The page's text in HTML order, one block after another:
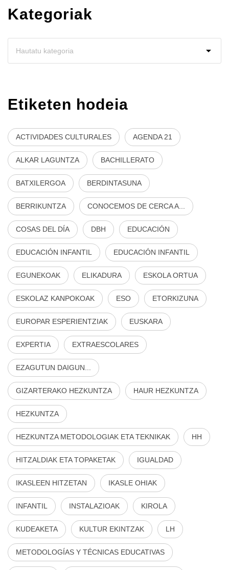
Kategoriak
Etiketen hodeia
ACTIVIDADES CULTURALES AGENDA 21
ALKAR LAGUNTZA BACHILLERATO
BATXILERGOA BERDINTASUNA
BERRIKUNTZA CONOCEMOS DE CERCA A...
COSAS DEL DÍA DBH EDUCACIÓN
EDUCACIÓN INFANTIL EDUCACIÓN INFANTIL
EGUNEKOAK ELIKADURA ESKOLA ORTUA
ESKOLAZ KANPOKOAK ESO ETORKIZUNA
EUROPAR ESPERIENTZIAK EUSKARA
EXPERTIA EXTRAESCOLARES
EZAGUTUN DAIGUN...
GIZARTERAKO HEZKUNTZA HAUR HEZKUNTZA
HEZKUNTZA
HEZKUNTZA METODOLOGIAK ETA TEKNIKAK HH
HITZALDIAK ETA TOPAKETAK IGUALDAD
IKASLEEN HITZETAN IKASLE OHIAK
INFANTIL INSTALAZIOAK KIROLA
KUDEAKETA KULTUR EKINTZAK LH
METODOLOGÍAS Y TÉCNICAS EDUCATIVAS